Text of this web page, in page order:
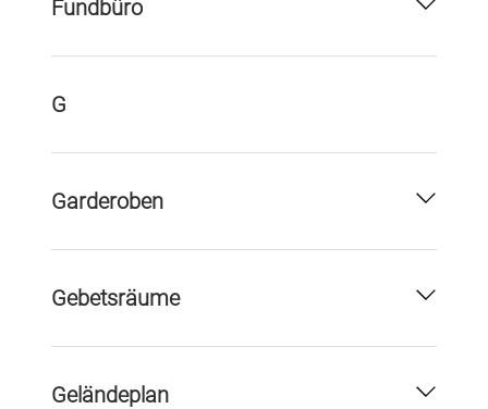
Fundbüro
G
Garderoben
Gebetsräume
Geländeplan